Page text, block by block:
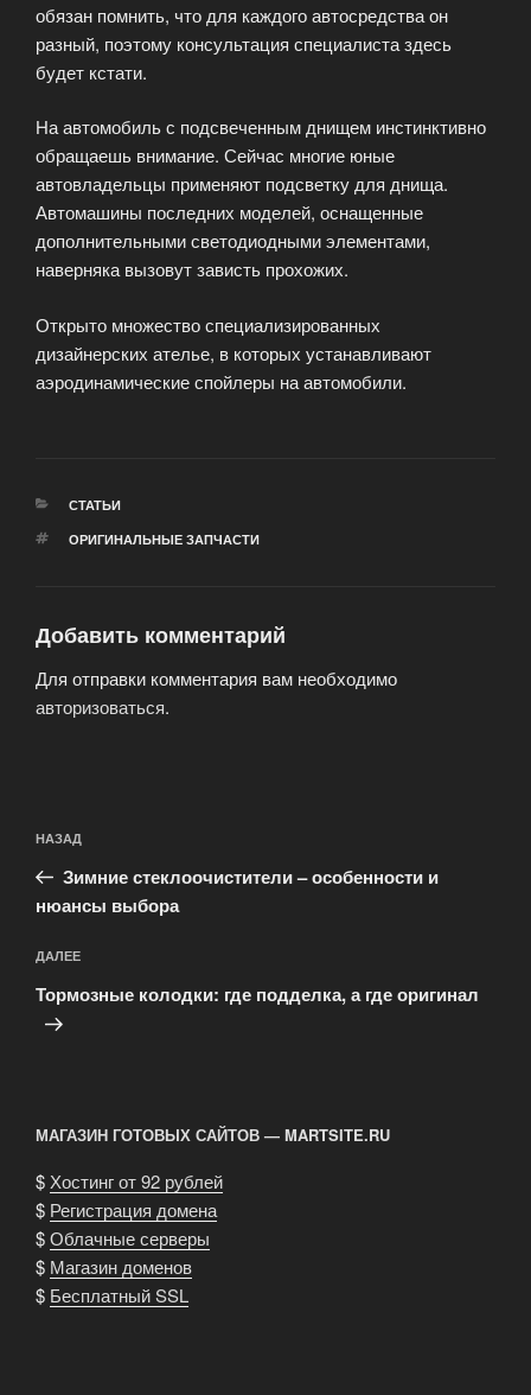
обязан помнить, что для каждого автосредства он
разный, поэтому консультация специалиста здесь
будет кстати.
На автомобиль с подсвеченным днищем инстинктивно
обращаешь внимание. Сейчас многие юные
автовладельцы применяют подсветку для днища.
Автомашины последних моделей, оснащенные
дополнительными светодиодными элементами,
наверняка вызовут зависть прохожих.
Открыто множество специализированных
дизайнерских ателье, в которых устанавливают
аэродинамические спойлеры на автомобили.
РУБРИКИ
СТАТЬИ
МЕТКИ
ОРИГИНАЛЬНЫЕ ЗАПЧАСТИ
Добавить комментарий
Для отправки комментария вам необходимо
авторизоваться.
по
записям
Предыдущая
запись:
НАЗАД
Зимние стеклоочистители – особенности и
нюансы выбора
Следующая
запись
ДАЛЕЕ
Тормозные колодки: где подделка, а где оригинал
МАГАЗИН ГОТОВЫХ САЙТОВ — MARTSITE.RU
$ Хостинг от 92 рублей
$ Регистрация домена
$Облачные серверы
$ Магазин доменов
$ Бесплатный SSL